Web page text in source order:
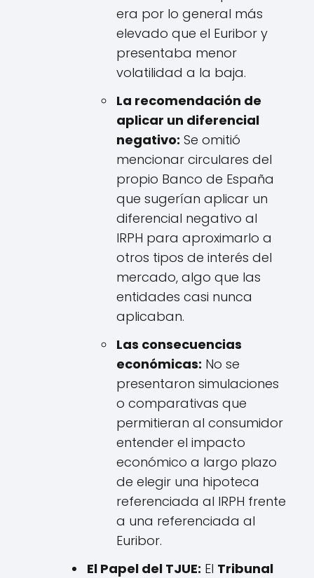
era por lo general más
elevado que el Euribor y
presentaba menor
volatilidad a la baja.
La recomendación de
aplicar un diferencial
negativo: Se omitió
mencionar circulares del
propio Banco de España
que sugerían aplicar un
diferencial negativo al
IRPH para aproximarlo a
otros tipos de interés del
mercado, algo que las
entidades casi nunca
aplicaban.
Las consecuencias
económicas: No se
presentaron simulaciones
o comparativas que
permitieran al consumidor
entender el impacto
económico a largo plazo
de elegir una hipoteca
referenciada al IRPH frente
a una referenciada al
Euribor.
El Papel del TJUE: El Tribunal